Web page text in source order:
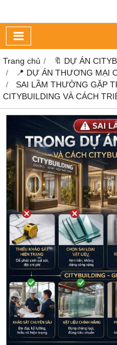
Trang chủ
🔖 DỰ ÁN
📍 DỰ ÁN THƯƠNG MẠI
SAI LẦM THƯỜNG GẶP
CITYBUILDING VÀ CÁCH